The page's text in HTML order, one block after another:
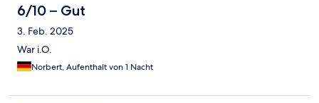
6/10 – Gut
3. Feb. 2025
War i.O.
Norbert, Aufenthalt von 1 Nacht